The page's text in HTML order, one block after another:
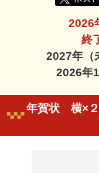
2026
終
2027年（
2026年
年賀状 横×